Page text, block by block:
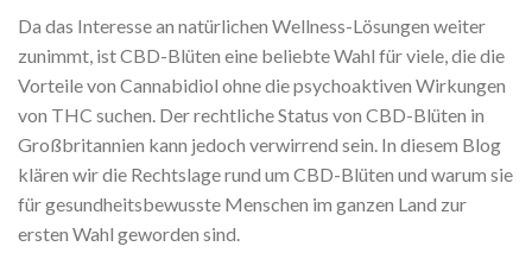
Da das Interesse an natürlichen Wellness-Lösungen weiter
zunimmt, ist CBD-Blüten eine beliebte Wahl für viele, die die
Vorteile von Cannabidiol ohne die psychoaktiven Wirkungen
von THC suchen. Der rechtliche Status von CBD-Blüten in
Großbritannien kann jedoch verwirrend sein. In diesem Blog
klären wir die Rechtslage rund um CBD-Blüten und warum sie
für gesundheitsbewusste Menschen im ganzen Land zur
ersten Wahl geworden sind.